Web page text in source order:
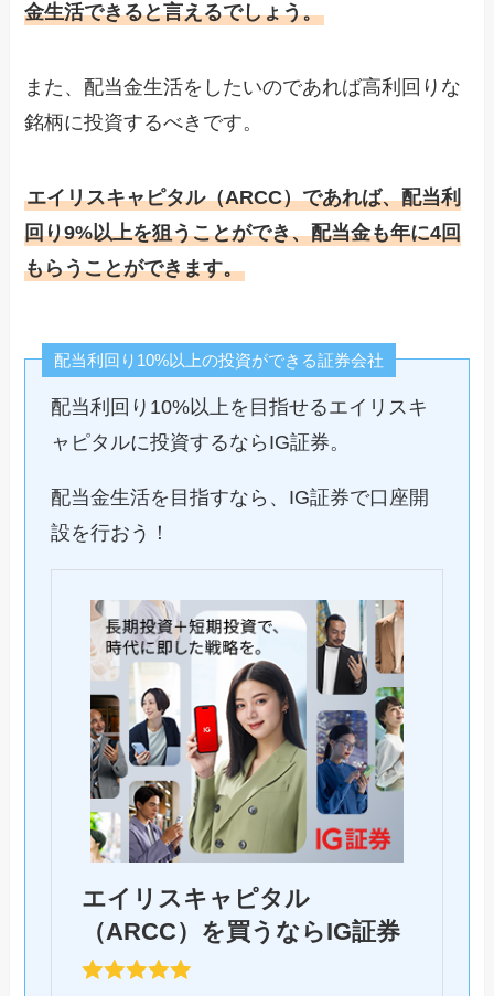
金生活できると言えるでしょう。
また、配当金生活をしたいのであれば高利回りな
銘柄に投資するべきです。
エイリスキャピタル（ARCC）であれば、配当利
回り9%以上を狙うことができ、配当金も年に4回
もらうことができます。
配当利回り10%以上の投資ができる証券会社
配当利回り10%以上を目指せるエイリスキ
ャピタルに投資するならIG証券。
配当金生活を目指すなら、IG証券で口座開
設を行おう！
エイリスキャピタル
（ARCC）を買うならIG証券